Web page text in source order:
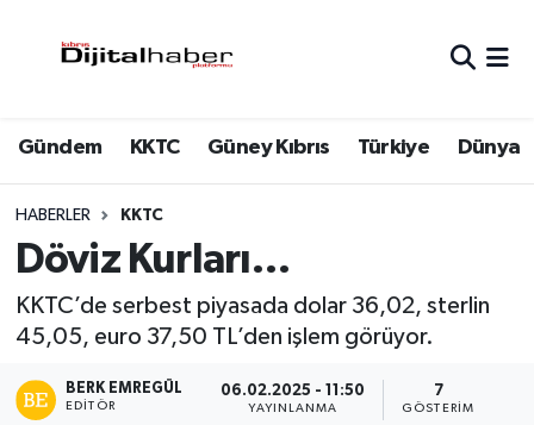
Gündem KKTC Güney Kıbrıs Türkiye Dünya
HABERLER KKTC
Döviz Kurları…
KKTC’de serbest piyasada dolar 36,02, sterlin
45,05, euro 37,50 TL’den işlem görüyor.
BERK EMREGÜL
EDITÖR
06.02.2025 - 11:50
YAYINLANMA
7
GÖSTERIM
Trafik Durumu
Süper Lig Puan Durumu ve Fikstür
Tüm Manşetler
Son Dakika Haberleri
Haber Arşivi